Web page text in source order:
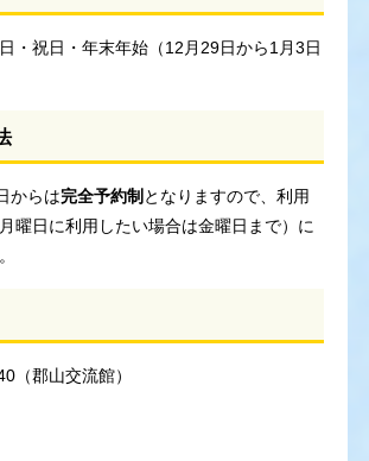
・祝日・年末年始（12月29日から1月3日
からは完全予約制 となりますので、利用
曜日に利用したい場合は金曜日まで）に
郡山交流館）